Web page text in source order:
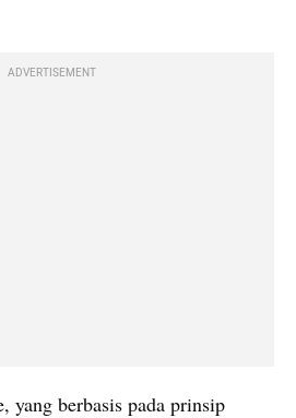
ADVERTISEMENT
yang berbasis pada prinsip